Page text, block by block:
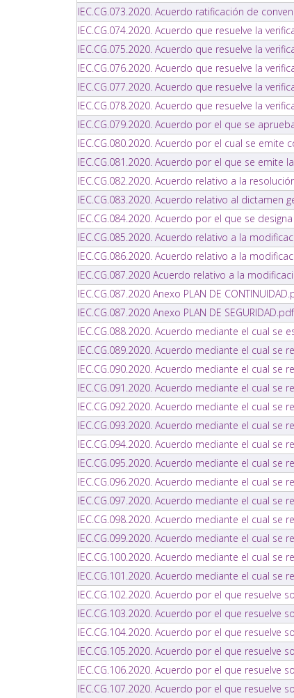
IEC.CG.073.2020. Acuerdo ratificación de
IEC.CG.074.2020. Acuerdo que resuelve la
IEC.CG.075.2020. Acuerdo que resuelve la
IEC.CG.076.2020. Acuerdo que resuelve la
IEC.CG.077.2020. Acuerdo que resuelve la
IEC.CG.078.2020. Acuerdo que resuelve la
IEC.CG.079.2020. Acuerdo por el que se
IEC.CG.080.2020. Acuerdo por el cual se emite
IEC.CG.081.2020. Acuerdo por el que se emite
IEC.CG.082.2020. Acuerdo relativo a la
IEC.CG.083.2020. Acuerdo relativo al
IEC.CG.084.2020. Acuerdo por el que se
IEC.CG.085.2020. Acuerdo relativo a la
IEC.CG.086.2020. Acuerdo relativo a la
IEC.CG.087.2020 Acuerdo relativo a la
IEC.CG.087.2020 Anexo PLAN DE
IEC.CG.087.2020 Anexo PLAN DE SEGURIDAD.pdf
IEC.CG.088.2020. Acuerdo mediante el cual
IEC.CG.089.2020. Acuerdo mediante el cual
IEC.CG.090.2020. Acuerdo mediante el cual
IEC.CG.091.2020. Acuerdo mediante el cual
IEC.CG.092.2020. Acuerdo mediante el cual
IEC.CG.093.2020. Acuerdo mediante el cual
IEC.CG.094.2020. Acuerdo mediante el cual
IEC.CG.095.2020. Acuerdo mediante el cual
IEC.CG.096.2020. Acuerdo mediante el cual
IEC.CG.097.2020. Acuerdo mediante el cual
IEC.CG.098.2020. Acuerdo mediante el cual
IEC.CG.099.2020. Acuerdo mediante el cual
IEC.CG.100.2020. Acuerdo mediante el cual
IEC.CG.101.2020. Acuerdo mediante el cual
IEC.CG.102.2020. Acuerdo por el que resuelve
IEC.CG.103.2020. Acuerdo por el que resuelve
IEC.CG.104.2020. Acuerdo por el que resuelve
IEC.CG.105.2020. Acuerdo por el que resuelve
IEC.CG.106.2020. Acuerdo por el que resuelve
IEC.CG.107.2020. Acuerdo por el que resuelve